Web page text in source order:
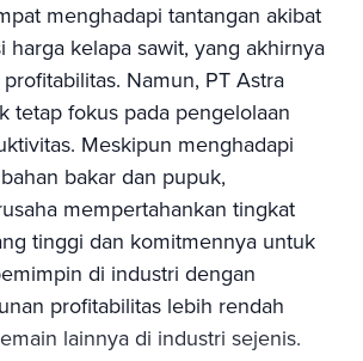
menghadapi tantangan akibat
harga kelapa sawit, yang akhirnya
Namun, PT Astra
tetap fokus pada pengelolaan
Meskipun menghadapi
bakar dan pupuk,
mempertahankan tingkat
tinggi dan komitmennya untuk
di industri dengan
profitabilitas lebih rendah
lainnya di industri sejenis.